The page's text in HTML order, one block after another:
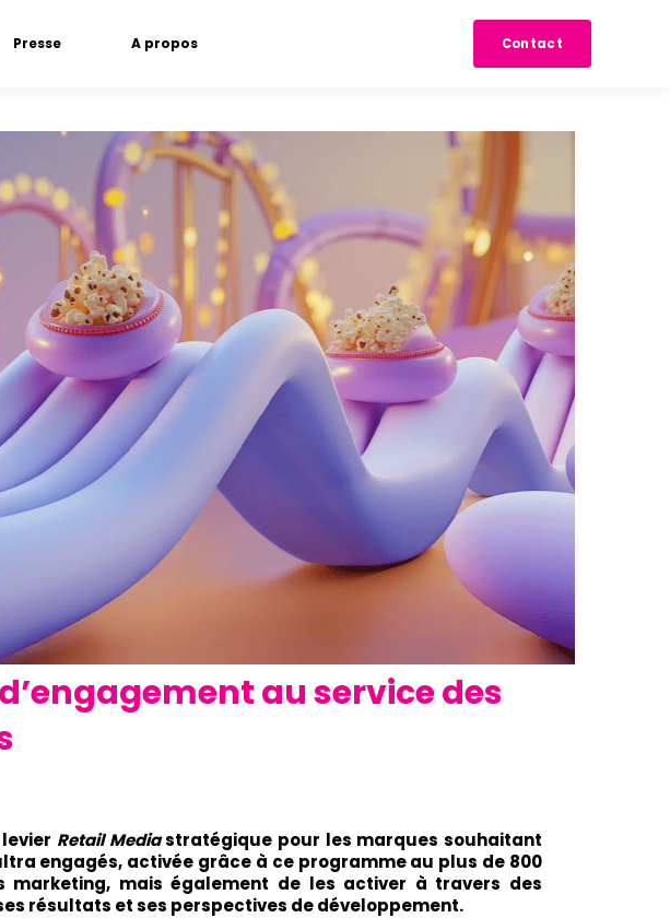
Presse A propos Contact
au service des
Retail Mediastratégique pour les marques souhaitant
engagés, activée grâce à ce programme au plus de 800
marketing, mais également de les activer à travers des
résultats et ses perspectives de développement.